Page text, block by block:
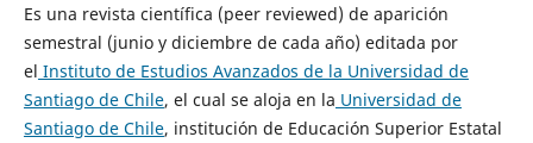
Es una revista científica (peer reviewed) de aparición
semestral (junio y diciembre de cada año) editada por
el Instituto de Estudios Avanzados de la Universidad de
Santiago de Chile, el cual se aloja en la Universidad de
Santiago de Chile, institución de Educación Superior Estatal